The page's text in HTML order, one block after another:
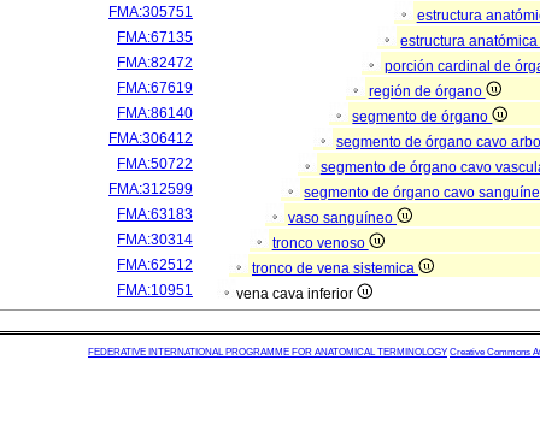
FMA:305751
estructura
FMA:67135
estructura
FMA:82472
porción cardinal de
FMA:67619
región de órgano
FMA:86140
segmento de órgano
FMA:306412
segmento de órgano cavo
FMA:50722
segmento de órgano cavo
FMA:312599
segmento de órgano cavo
FMA:63183
vaso sanguíneo
FMA:30314
tronco venoso
FMA:62512
tronco de vena sistemica
FMA:10951
vena cava inferior
FEDERATIVE INTERNATIONAL PROGRAMME FOR ANATOMICAL TERMINOLOGY Creative Commons